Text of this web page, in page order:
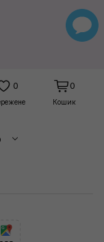
0 0
Кошик